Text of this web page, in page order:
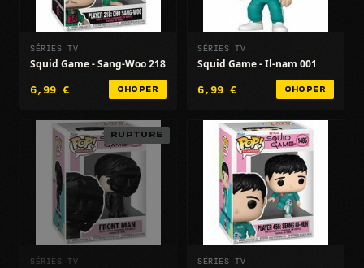
SÉRIES TV
Squid Game - Sang-Woo 218
6,99 € CHOPER
SÉRIES TV
Squid Game - Il-nam 001
6,99 € CHOPER
RUPTURE
SÉRIES TV SÉRIES TV